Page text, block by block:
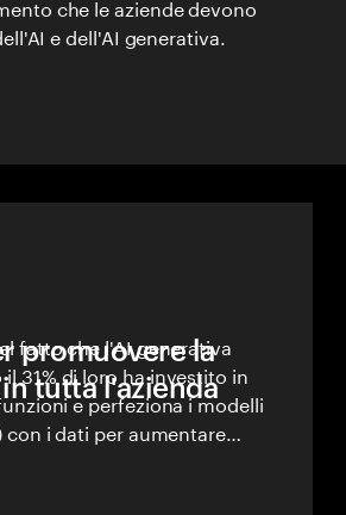
che le aziende devono
e dell'AI generativa.
promuovere la
tutta l'azienda
fatto che l'AI generativa
31% di loro ha investito in
e perfeziona i modelli
i dati per aumentare